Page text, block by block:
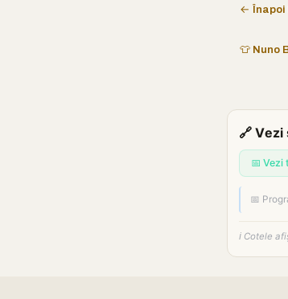
← Înapoi
👕 Nuno
🔗 Vezi
📅
📅
ℹ️ Cotele